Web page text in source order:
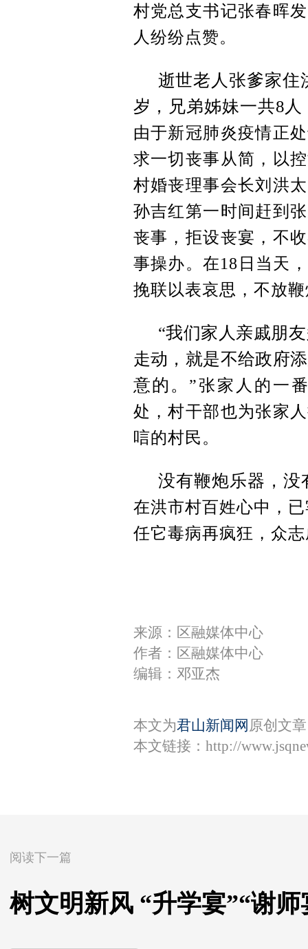
村党总支书记张春晖
人纷纷点赞。
逝世老人张爹家住
岁，兄弟姊妹一共8
由于新冠肺炎疫情正
求一切丧事从简，以
村婚丧理事会长刘洪
孙吉红第一时间赶到
丧事，拒设丧宴，不
事操办。 在18日当天
挽联以表哀思，不放
“我们家人亲戚朋
走动，就是不给政府
意的。 ”张家人的一
处，村干部也为张家
唁的村民。
没有鞭炮乐器，没
在洪市村百姓心中，
任它毒病再疯狂，众
来源：区融媒体中心
作者：区融媒体中心
编辑：邓亚杰
本文为君山新闻网 原创文
本文链接： http://
阅读下一篇
树文明新风 “升学宴”“谢